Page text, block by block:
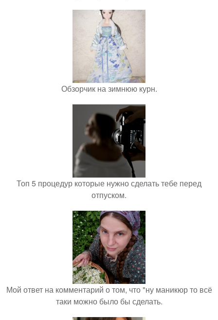
Обзорчик на зимнюю курн.
Топ 5 процедур которые нужно сделать тебе перед
отпуском.
Мой ответ на комментарий о том, что "ну маникюр то всё
таки можно было бы сделать.